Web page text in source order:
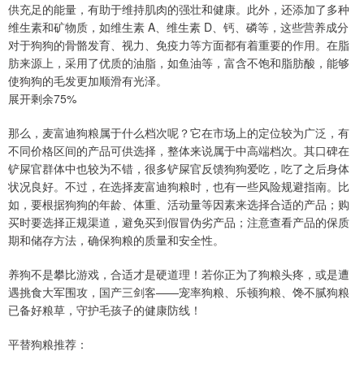
供充足的能量，有助于维持肌肉的强壮和健康。此外，还添加了多种
维生素和矿物质，如维生素 A、维生素 D、钙、磷等，这些营养成分
对于狗狗的骨骼发育、视力、免疫力等方面都有着重要的作用。在脂
肪来源上，采用了优质的油脂，如鱼油等，富含不饱和脂肪酸，能够
使狗狗的毛发更加顺滑有光泽。
展开剩余75%
那么，麦富迪狗粮属于什么档次呢？它在市场上的定位较为广泛，有
不同价格区间的产品可供选择，整体来说属于中高端档次。其口碑在
铲屎官群体中也较为不错，很多铲屎官反馈狗狗爱吃，吃了之后身体
状况良好。不过，在选择麦富迪狗粮时，也有一些风险规避指南。比
如，要根据狗狗的年龄、体重、活动量等因素来选择合适的产品；购
买时要选择正规渠道，避免买到假冒伪劣产品；注意查看产品的保质
期和储存方法，确保狗粮的质量和安全性。
养狗不是攀比游戏，合适才是硬道理！若你正为了狗粮头疼，或是遭
遇挑食大军围攻，国产三剑客——宠率狗粮、乐顿狗粮、馋不腻狗粮
已备好粮草，守护毛孩子的健康防线！
平替狗粮推荐：